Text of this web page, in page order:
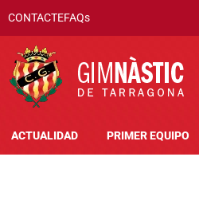
CONTACTEFAQs
ACTUALIDAD PRIMER EQUIPO